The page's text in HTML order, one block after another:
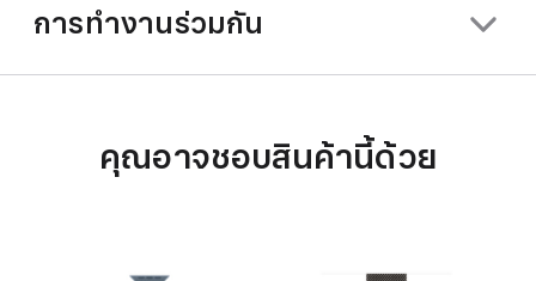
การทำงานร่วมกัน
คุณอาจชอบสินค้านี้ด้วย